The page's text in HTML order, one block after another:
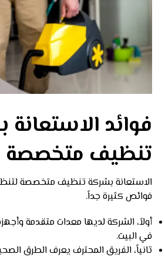
فوائد
تنظيف متخصصة
الاستعانة بشركة تنظيف متخصصة
فوائص كثيرة جداً.
أولاً، الشركة لديها معدات متقدمة
في البيت.
ثانياً، الفريق المحترف يعرف الطرق